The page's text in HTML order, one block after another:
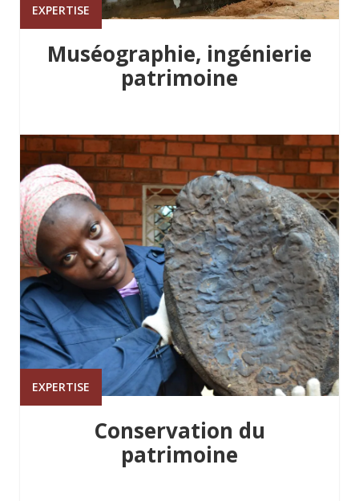
EXPERTISE
Muséographie, ingénierie
patrimoine
EXPERTISE
Conservation du
patrimoine